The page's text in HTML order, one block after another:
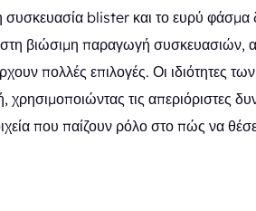
συσκευασία blister και το ευρύ
στη βιώσιμη παραγωγή συσκευασιών,
πολλές επιλογές. Οι ιδιότητες
τις απεριόριστες
που παίζουν ρόλο στο πώς να